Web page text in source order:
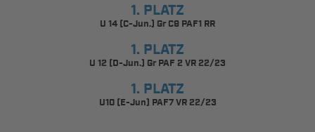
1. PLATZ
U 14 (C-Jun.) Gr C9 PAF1 RR
1. PLATZ
U 12 (D-Jun.) Gr PAF 2 VR 22/23
1. PLATZ
U10 (E-Jun) PAF7 VR 22/23